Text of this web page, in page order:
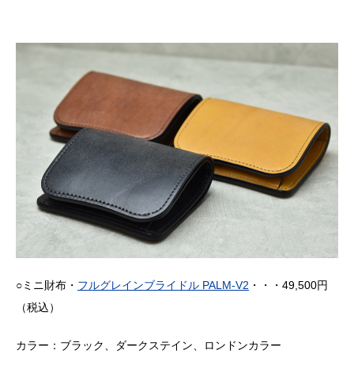
○ミニ財布・ フルグレインブライドル PALM-V2 ・・・49,500円
（税込）
カラー：ブラック、ダークステイン、ロンドンカラー